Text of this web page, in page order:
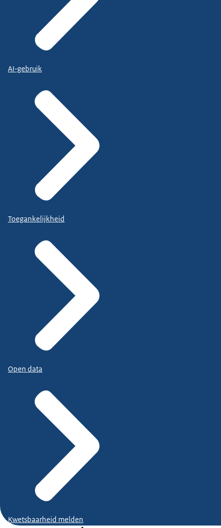
AI-gebruik
Toegankelijkheid
Open data
Kwetsbaarheid melden